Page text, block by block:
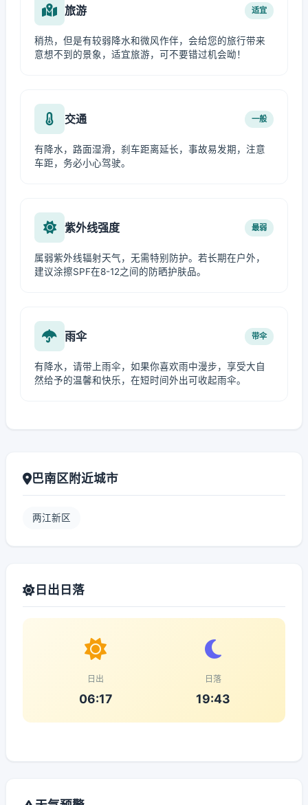
旅游 适宜
稍热，但是有较弱降水和微风作伴，会给您的旅行带来
意想不到的景象，适宜旅游，可不要错过机会呦！
交通 一般
有降水，路面湿滑，刹车距离延长，事故易发期，注意
车距，务必小心驾驶。
紫外线强度 最弱
属弱紫外线辐射天气，无需特别防护。若长期在户外，
建议涂擦SPF在8-12之间的防晒护肤品。
雨伞 带伞
有降水，请带上雨伞，如果你喜欢雨中漫步，享受大自
然给予的温馨和快乐，在短时间外出可收起雨伞。
巴南区附近城市
两江新区
日出日落
日出
06:17
日落
19:43